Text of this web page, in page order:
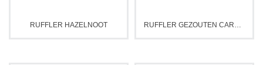
RUFFLER HAZELNOOT RUFFLER GEZOUTEN CARAMEL